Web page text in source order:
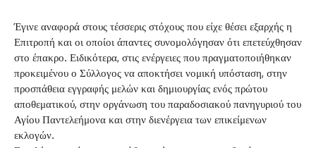
Έγινε αναφορά στους τέσσερις στόχους που είχε θέσει εξαρχής η
Επιτροπή και οι οποίοι άπαντες συνομολόγησαν ότι επετεύχθησαν
στο έπακρο. Ειδικότερα, στις ενέργειες που πραγματοποιήθηκαν
προκειμένου ο Σύλλογος να αποκτήσει νομική υπόσταση, στην
προσπάθεια εγγραφής μελών και δημιουργίας ενός πρώτου
αποθεματικού, στην οργάνωση του παραδοσιακού πανηγυριού του
Αγίου Παντελεήμονα και στην διενέργεια των επικείμενων
εκλογών.